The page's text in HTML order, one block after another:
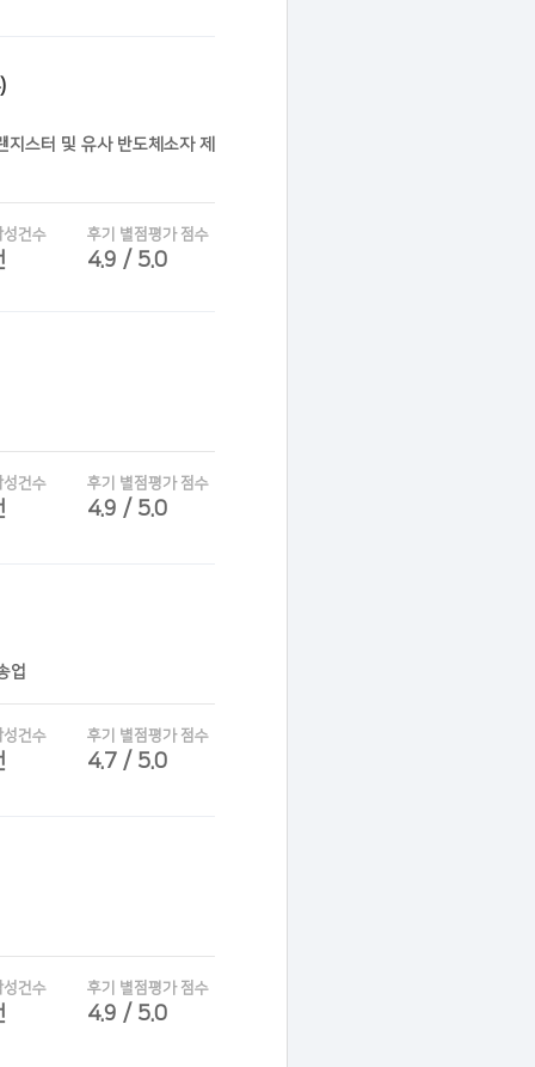
지스터 및 유사 반도체소자 제
건수 후기 별점평가 점수
4.9 / 5.0
건수 후기 별점평가 점수
4.9 / 5.0
업
건수 후기 별점평가 점수
4.7 / 5.0
건수 후기 별점평가 점수
4.9 / 5.0